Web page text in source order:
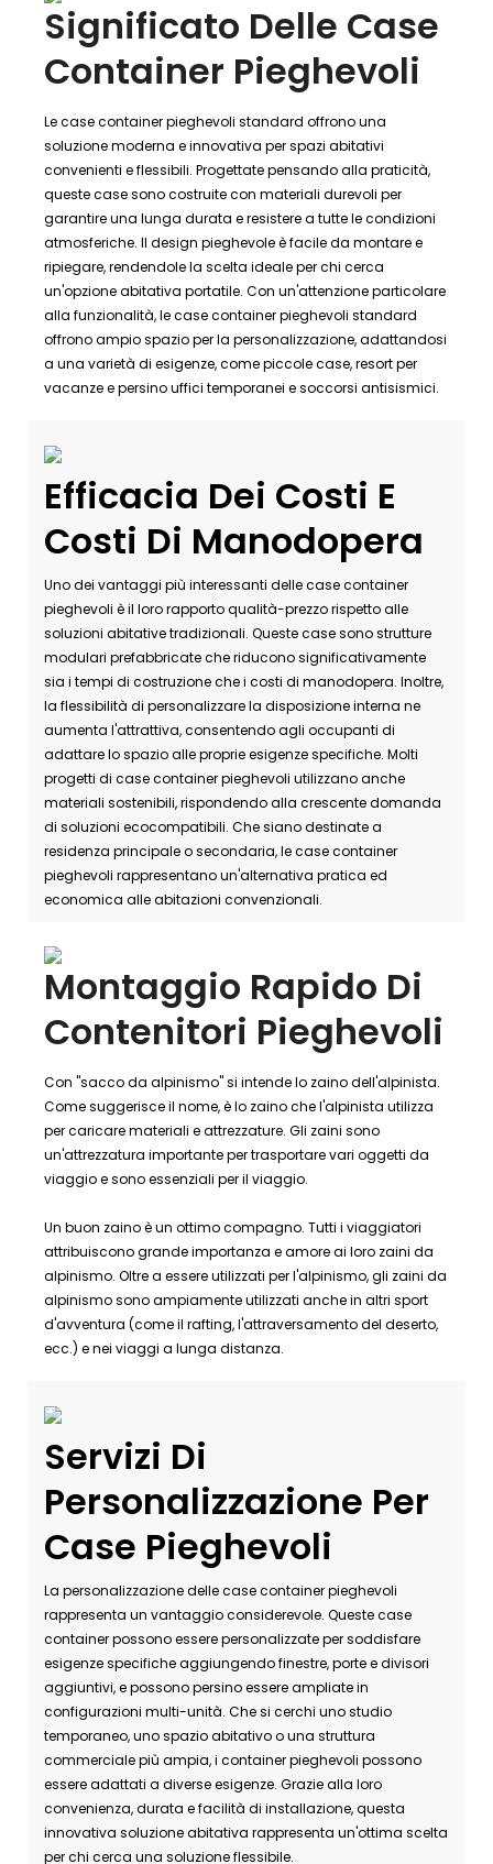
Significato Delle Case
Container Pieghevoli
Le case container pieghevoli standard offrono una
soluzione moderna e innovativa per spazi abitativi
convenienti e flessibili. Progettate pensando alla praticità,
queste case sono costruite con materiali durevoli per
garantire una lunga durata e resistere a tutte le condizioni
atmosferiche. Il design pieghevole è facile da montare e
ripiegare, rendendole la scelta ideale per chi cerca
un'opzione abitativa portatile. Con un'attenzione particolare
alla funzionalità, le case container pieghevoli standard
offrono ampio spazio per la personalizzazione, adattandosi
a una varietà di esigenze, come piccole case, resort per
vacanze e persino uffici temporanei e soccorsi antisismici.
Efficacia Dei Costi E
Costi Di Manodopera
Uno dei vantaggi più interessanti delle case container
pieghevoli è il loro rapporto qualità-prezzo rispetto alle
soluzioni abitative tradizionali. Queste case sono strutture
modulari prefabbricate che riducono significativamente
sia i tempi di costruzione che i costi di manodopera. Inoltre,
la flessibilità di personalizzare la disposizione interna ne
aumenta l'attrattiva, consentendo agli occupanti di
adattare lo spazio alle proprie esigenze specifiche. Molti
progetti di case container pieghevoli utilizzano anche
materiali sostenibili, rispondendo alla crescente domanda
di soluzioni ecocompatibili. Che siano destinate a
residenza principale o secondaria, le case container
pieghevoli rappresentano un'alternativa pratica ed
economica alle abitazioni convenzionali.
Montaggio Rapido Di
Contenitori Pieghevoli
Con "sacco da alpinismo" si intende lo zaino dell'alpinista.
Come suggerisce il nome, è lo zaino che l'alpinista utilizza
per caricare materiali e attrezzature. Gli zaini sono
un'attrezzatura importante per trasportare vari oggetti da
viaggio e sono essenziali per il viaggio.
Un buon zaino è un ottimo compagno. Tutti i viaggiatori
attribuiscono grande importanza e amore ai loro zaini da
alpinismo. Oltre a essere utilizzati per l'alpinismo, gli zaini da
alpinismo sono ampiamente utilizzati anche in altri sport
d'avventura (come il rafting, l'attraversamento del deserto,
ecc.) e nei viaggi a lunga distanza.
Servizi Di
Personalizzazione Per
Case Pieghevoli
La personalizzazione delle case container pieghevoli
rappresenta un vantaggio considerevole. Queste case
container possono essere personalizzate per soddisfare
esigenze specifiche aggiungendo finestre, porte e divisori
aggiuntivi, e possono persino essere ampliate in
configurazioni multi-unità. Che si cerchi uno studio
temporaneo, uno spazio abitativo o una struttura
commerciale più ampia, i container pieghevoli possono
essere adattati a diverse esigenze. Grazie alla loro
convenienza, durata e facilità di installazione, questa
innovativa soluzione abitativa rappresenta un'ottima scelta
per chi cerca una soluzione flessibile.